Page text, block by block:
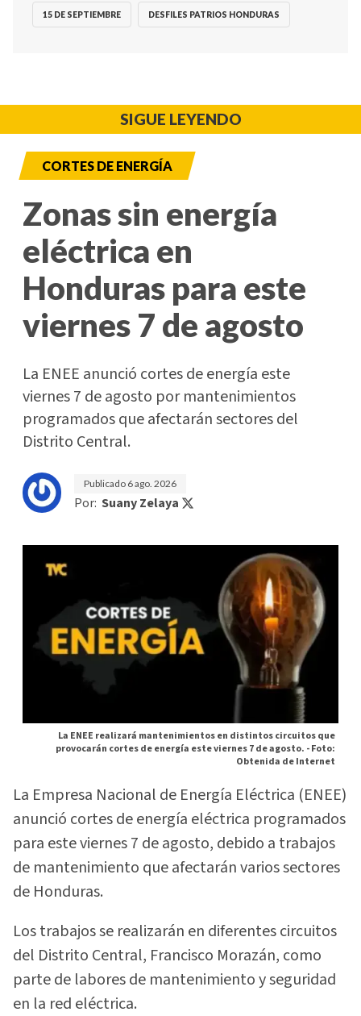
15 DE SEPTIEMBRE DESFILES PATRIOS HONDURAS
SIGUE LEYENDO
CORTES DE ENERGÍA
Zonas sin energía
eléctrica en
Honduras para este
viernes 7 de agosto
La ENEE anunció cortes de energía este
viernes 7 de agosto por mantenimientos
programados que afectarán sectores del
Distrito Central.
Publicado 6 ago. 2026
Por: Suany Zelaya
La ENEE realizará mantenimientos en distintos circuitos que
provocarán cortes de energía este viernes 7 de agosto. -Foto:
Obtenida de Internet
La Empresa Nacional de Energía Eléctrica (ENEE)
anunció cortes de energía eléctrica programados
para este viernes 7 de agosto, debido a trabajos
de mantenimiento que afectarán varios sectores
de Honduras.
Los trabajos se realizarán en diferentes circuitos
del Distrito Central, Francisco Morazán, como
parte de labores de mantenimiento y seguridad
en la red eléctrica.